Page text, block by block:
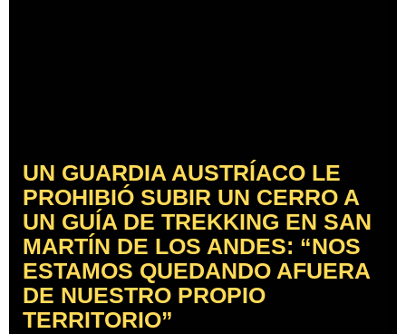
UN GUARDIA AUSTRÍACO LE
PROHIBIÓ SUBIR UN CERRO A
UN GUÍA DE TREKKING EN SAN
MARTÍN DE LOS ANDES: “NOS
ESTAMOS QUEDANDO AFUERA
DE NUESTRO PROPIO
TERRITORIO”